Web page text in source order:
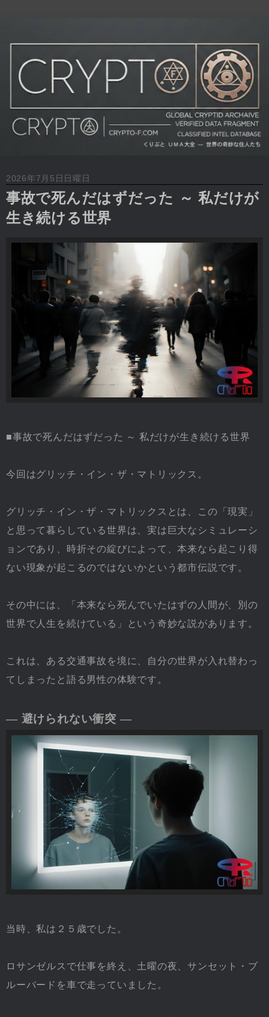
2026年7月5日日曜日
事故で死んだはずだった ～ 私だけが
生き続ける世界
■事故で死んだはずだった ～ 私だけが生き続ける世界
今回はグリッチ・イン・ザ・マトリックス。
グリッチ・イン・ザ・マトリックスとは、この「現実」
と思って暮らしている世界は、実は巨大なシミュレーシ
ョンであり、時折その綻びによって、本来なら起こり得
ない現象が起こるのではないかという都市伝説です。
その中には、「本来なら死んでいたはずの人間が、別の
世界で人生を続けている」という奇妙な説があります。
これは、ある交通事故を境に、自分の世界が入れ替わっ
てしまったと語る男性の体験です。
― 避けられない衝突 ―
当時、私は２５歳でした。
ロサンゼルスで仕事を終え、土曜の夜、サンセット・ブ
ルーバードを車で走っていました。